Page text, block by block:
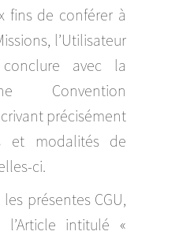
fins de conférer à
l’Utilisateur
avec la
Convention
précisément
et modalités de
ci.
présentes CGU,
intitulé «